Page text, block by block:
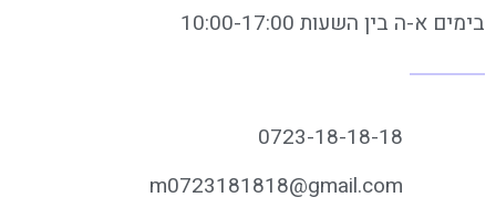
בימים א-ה בין השעות 10:00-17:00
0723-18-18-18
m0723181818@gmail.com